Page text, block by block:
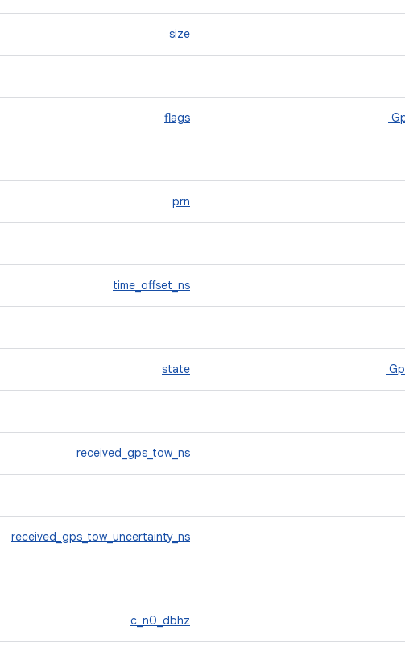
size
flags
prn
time_offset_ns
state
received_gps_tow_ns
received_gps_tow_uncertainty_ns
c_n0_dbhz